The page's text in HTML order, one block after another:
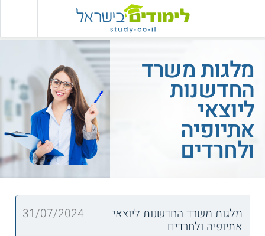
מלגות משרד
החדשנות
ליוצאי
אתיופיה
ולחרדים
מלגות משרד החדשנות ליוצאי
אתיופיה ולחרדים
31/07/2024